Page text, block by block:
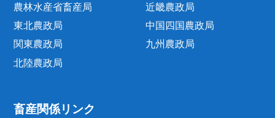
農林水産省畜産局
東北農政局
関東農政局
北陸農政局
近畿農政局
中国四国農政局
九州農政局
畜産関係リンク